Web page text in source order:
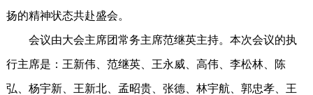
扬的精神状态共赴盛会。
会议由大会主席团常务主席范继英主持。本次会议的执
行主席是：王新伟、范继英、王永威、高伟、李松林、陈
弘、杨宇新、王新北、孟昭贵、张德、林宇航、郭忠孝、王